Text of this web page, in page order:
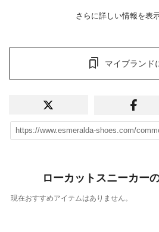
さらに詳しい情報を表
マイブランド
ローカットスニーカー
現在おすすめアイテムはありません。